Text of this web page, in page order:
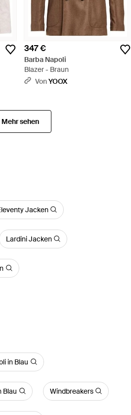
347 €
Barba Napoli
Blazer - Braun
VonYOOX
Mehr sehen
Jacken
Lardini Jacken
in Blau
Blau Windbreakers